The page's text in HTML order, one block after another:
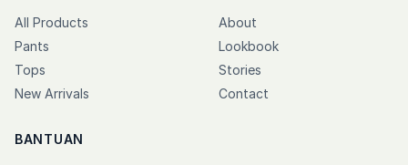
All Products
Pants
Tops
New Arrivals
About
Lookbook
Stories
Contact
BANTUAN